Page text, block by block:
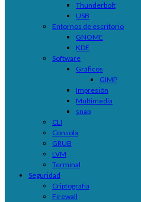
Thunderbolt
USB
Entornos de escritorio
GNOME
KDE
Software
Gráficos
GIMP
Impresión
Multimedia
snap
CLI
Consola
GRUB
LVM
Terminal
Seguridad
Criptografía
Firewall